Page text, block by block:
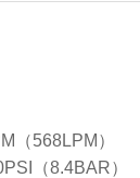
（568LPM）
（8.4BAR）